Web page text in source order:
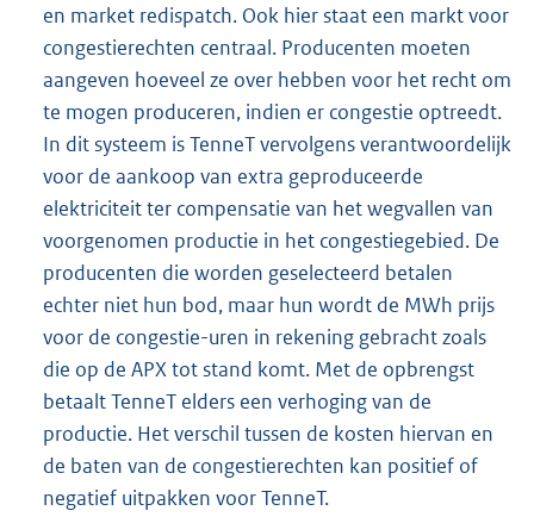
en market redispatch. Ook hier staat een markt voor
congestierechten centraal. Producenten moeten
aangeven hoeveel ze over hebben voor het recht om
te mogen produceren, indien er congestie optreedt.
In dit systeem is TenneT vervolgens verantwoordelijk
voor de aankoop van extra geproduceerde
elektriciteit ter compensatie van het wegvallen van
voorgenomen productie in het congestiegebied. De
producenten die worden geselecteerd betalen
echter niet hun bod, maar hun wordt de MWh prijs
voor de congestie-uren in rekening gebracht zoals
die op de APX tot stand komt. Met de opbrengst
betaalt TenneT elders een verhoging van de
productie. Het verschil tussen de kosten hiervan en
de baten van de congestierechten kan positief of
negatief uitpakken voor TenneT.